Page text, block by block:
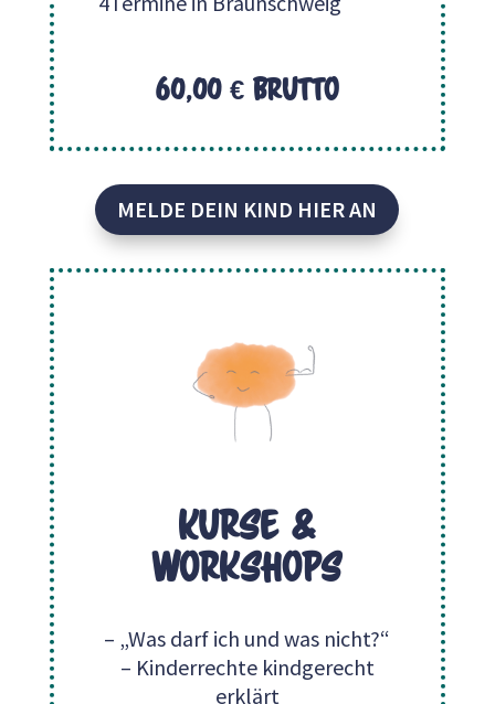
60,00 € brutto
MELDE DEIN KIND HIER AN
Kurse &
Workshops
– „Was darf ich und was nicht?“
– Kinderrechte kindgerecht
erklärt